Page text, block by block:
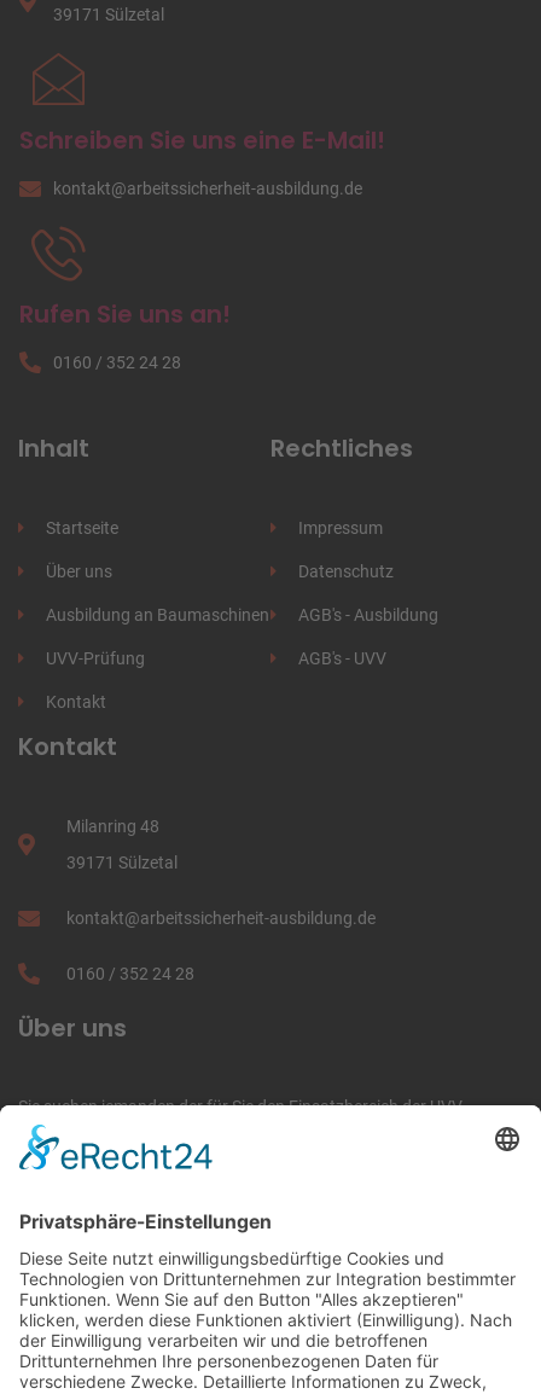
39171 Sülzetal
Schreiben Sie uns eine E-Mail!
kontakt@arbeitssicherheit-ausbildung .de
Rufen Sie uns an!
0160 / 352 24 28
Inhalt
Startseite
Über uns
Ausbildung an Baumaschinen
UVV-Prüfung
Kontakt
Rechtliches
Impressum
Datenschutz
AGB's - Ausbildung
AGB's - UVV
Kontakt
Milanring 48
39171 Sülzetal
kontakt@arbeitssicherheit-ausbildung .de
0160 / 352 24 28
Über uns
Sie suchen jemanden der für Sie den Einsatzbereich der UVV-
Prüfungen übernimmt oder jemanden der Ihre Mitarbeiter ausbildet
damit diese Baumaschinen bedienen dürfen bzw. der für Sie die
und Ausbildungszentrum Magdeburg richtig.